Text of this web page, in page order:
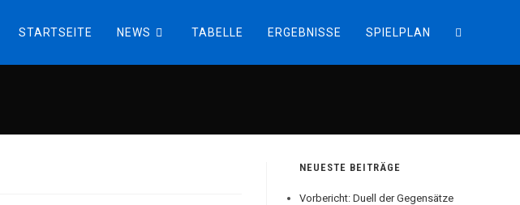
STARTSEITE NEWS TABELLE ERGEBNISSE SPIELPLAN WEBSITE-
NEUESTE BEITRÄGE
Vorbericht: Duell der Gegensätze